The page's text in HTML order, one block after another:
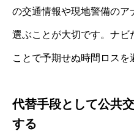
の交通情報や現地警備のア
選ぶことが大切です。ナビ
ことで予期せぬ時間ロスを
代替手段として公共
する